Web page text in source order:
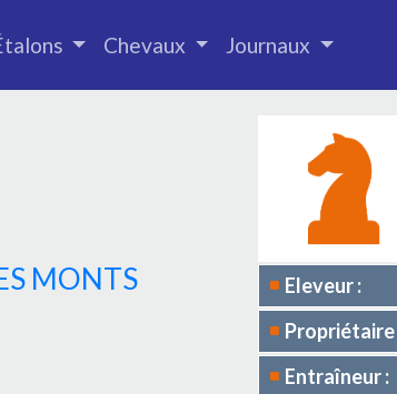
Chevaux Journaux
MONTS
Eleveur :
Propriétaire
Entraîneur :